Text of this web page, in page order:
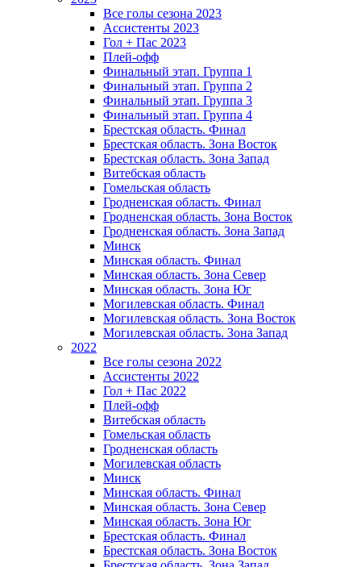
Все голы сезона 2023
Ассистенты 2023
Гол + Пас 2023
Плей-офф
Финальный этап. Группа 1
Финальный этап. Группа 2
Финальный этап. Группа 3
Финальный этап. Группа 4
Брестская область. Финал
Брестская область. Зона Восток
Брестская область. Зона Запад
Витебская область
Гомельская область
Гродненская область. Финал
Гродненская область. Зона Восток
Гродненская область. Зона Запад
Минск
Минская область. Финал
Минская область. Зона Север
Минская область. Зона Юг
Могилевская область. Финал
Могилевская область. Зона Восток
Могилевская область. Зона Запад
2022
Все голы сезона 2022
Ассистенты 2022
Гол + Пас 2022
Плей-офф
Витебская область
Гомельская область
Гродненская область
Могилевская область
Минск
Mинская область. Финал
Минская область. Зона Север
Минская область. Зона Юг
Брестская область. Финал
Брестская область. Зона Восток